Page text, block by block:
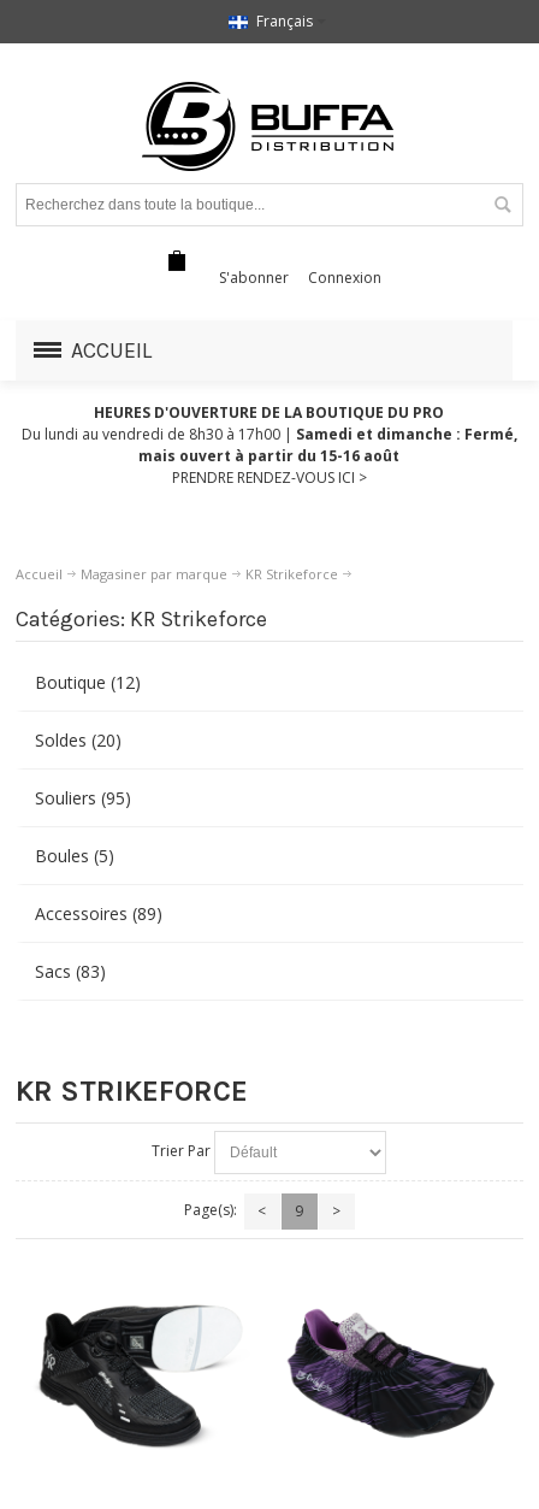
Français
S'abonner Connexion
ACCUEIL
HEURES D'OUVERTURE DE LA BOUTIQUE DU PRO
Du lundi au vendredi de 8h30 à 17h00 | Samedi et dimanche : Fermé,
mais ouvert à partir du 15-16 août
PRENDRE RENDEZ-VOUS ICI >
Accueil Magasiner par marque KR Strikeforce
Catégories: KR Strikeforce
Boutique (12)
Soldes (20)
Souliers (95)
Boules (5)
Accessoires (89)
Sacs (83)
KR STRIKEFORCE
Trier Par
Page(s): < 9 >